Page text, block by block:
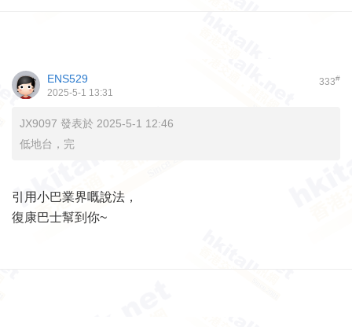
333#
ENS529
2025-5-1 13:31
JX9097 發表於 2025-5-1 12:46
低地台，完
引用小巴業界嘅說法，
復康巴士幫到你~